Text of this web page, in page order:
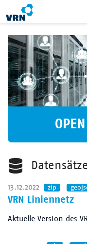
zum
Archiv
News
Showroom
Der VRN
Startseite
Datensätze
13.12.2022 zip
VRN Liniennetz
Aktuelle Version des